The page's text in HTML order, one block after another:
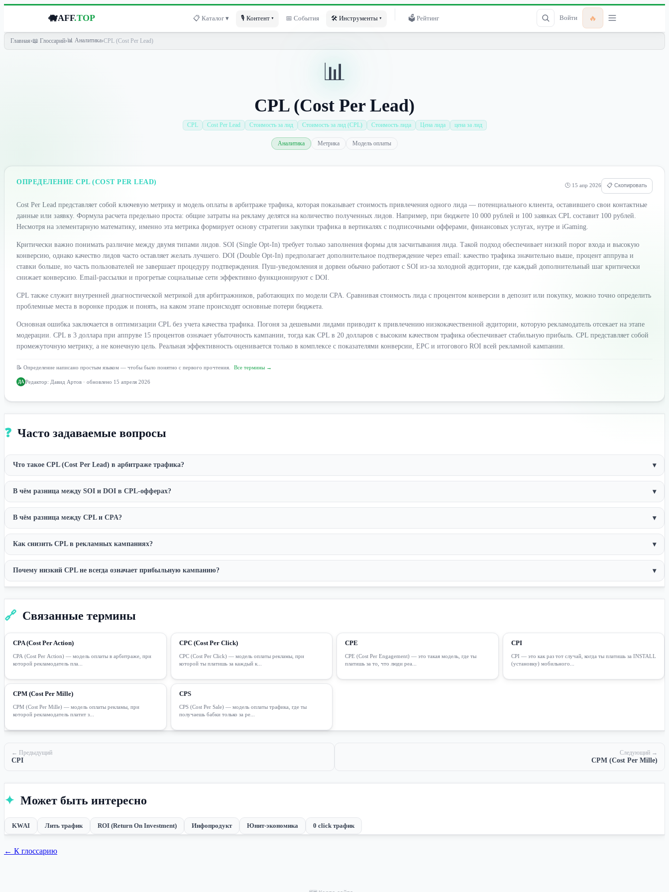
🐗AFF.TOP 📋 Каталог ▾ 🎙 Контент ▾ 📅 События 🛠 Инструменты ▾ 🗳 Рейтинг Войти 🔥
Главная›📖 Глоссарий›📊 Аналитика›CPL (Cost Per Lead)
📊
CPL (Cost Per Lead)
CPL Cost Per Lead Стоимость за лид Стоимость за лид (CPL) Стоимость лида Цена лида цена за лид
Аналитика Метрика Модель оплаты
ОПРЕДЕЛЕНИЕ CPL (COST PER LEAD) 🕒 15 апр 2026 📋 Скопировать
Cost Per Lead представляет собой ключевую метрику и модель оплаты в арбитраже трафика, которая показывает стоимость привлечения одного лида — потенциального клиента, оставившего свои контактные
данные или заявку. Формула расчета предельно проста: общие затраты на рекламу делятся на количество полученных лидов. Например, при бюджете 10 000 рублей и 100 заявках CPL составит 100 рублей.
Несмотря на элементарную математику, именно эта метрика формирует основу стратегии закупки трафика в вертикалях с подписочными офферами, финансовых услугах, нутре и iGaming.
Критически важно понимать различие между двумя типами лидов. SOI (Single Opt-In) требует только заполнения формы для засчитывания лида. Такой подход обеспечивает низкий порог входа и высокую
конверсию, однако качество лидов часто оставляет желать лучшего. DOI (Double Opt-In) предполагает дополнительное подтверждение через email: качество трафика значительно выше, процент аппрува и
ставки больше, но часть пользователей не завершает процедуру подтверждения. Пуш-уведомления и дорвеи обычно работают с SOI из-за холодной аудитории, где каждый дополнительный шаг критически
снижает конверсию. Email-рассылки и прогретые социальные сети эффективно функционируют с DOI.
CPL также служит внутренней диагностической метрикой для арбитражников, работающих по модели CPA. Сравнивая стоимость лида с процентом конверсии в депозит или покупку, можно точно определить
проблемные места в воронке продаж и понять, на каком этапе происходят основные потери бюджета.
Основная ошибка заключается в оптимизации CPL без учета качества трафика. Погоня за дешевыми лидами приводит к привлечению низкокачественной аудитории, которую рекламодатель отсекает на этапе
модерации. CPL в 3 доллара при аппруве 15 процентов означает убыточность кампании, тогда как CPL в 20 долларов с высоким качеством трафика обеспечивает стабильную прибыль. CPL представляет собой
промежуточную метрику, а не конечную цель. Реальная эффективность оценивается только в комплексе с показателями конверсии, EPC и итогового ROI всей рекламной кампании.
📝 Определение написано простым языком — чтобы было понятно с первого прочтения. Все термины →
ДА Редактор: Давид Артов · обновлено 15 апреля 2026
❓ Часто задаваемые вопросы
Что такое CPL (Cost Per Lead) в арбитраже трафика? ▾
В чём разница между SOI и DOI в CPL-офферах? ▾
В чём разница между CPL и CPA? ▾
Как снизить CPL в рекламных кампаниях? ▾
Почему низкий CPL не всегда означает прибыльную кампанию? ▾
🔗 Связанные термины
CPA (Cost Per Action)
CPA (Cost Per Action) — модель оплаты в арбитраже, при
которой рекламодатель пла...
CPC (Cost Per Click)
CPC (Cost Per Click) — модель оплаты рекламы, при
которой ты платишь за каждый к...
CPE
CPE (Cost Per Engagement) — это такая модель, где ты
платишь за то, что люди реа...
CPI
CPI — это как раз тот случай, когда ты платишь за INSTALL
(установку) мобильного...
CPM (Cost Per Mille)
CPM (Cost Per Mille) — модель оплаты рекламы, при
которой рекламодатель платит з...
CPS
CPS (Cost Per Sale) — модель оплаты трафика, где ты
получаешь бабки только за ре...
← Предыдущий
CPI
Следующий →
CPM (Cost Per Mille)
✦ Может быть интересно
KWAI Лить трафик ROI (Return On Investment) Инфопродукт Юнит-экономика 0 click трафик
← К глоссарию